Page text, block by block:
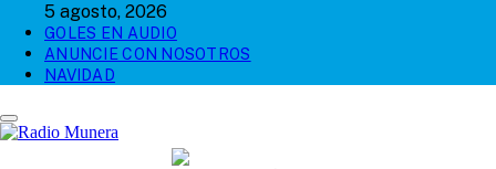
5 agosto, 2026
GOLES EN AUDIO
ANUNCIE CON NOSOTROS
NAVIDAD